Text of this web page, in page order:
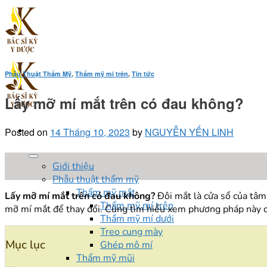
Skip
to
content
Giới thiệu
Phẫu thuật thẩm mỹ
Thẩm mỹ mắt
Thẩm mỹ mí trên
Thẩm mỹ mí dưới
Treo cung mày
Ghép mô mí
Thẩm mỹ mũi
Phẫu Thuật Thẩm Mỹ, Thẩm mỹ mí trên, Tin tức
Lấy mỡ mí mắt trên có đau không?
Posted on 14 Tháng 10, 2023 by NGUYỄN YẾN LINH
Lấy mỡ mí mắt trên có đau không?Đôi mắt là cửa sổ của
mỡ mí mắt để thay đổi. Cùng tìm hiểu xem phương pháp này
Mục lục